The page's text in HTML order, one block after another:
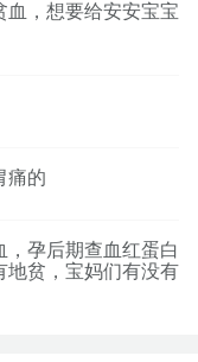
血，想要给安安宝宝
痛的
孕后期查血红蛋白
地贫，宝妈们有没有